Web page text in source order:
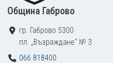
Община Габрово
гр. Габрово 5300
пл. „Възраждане“ № 3
066 818400